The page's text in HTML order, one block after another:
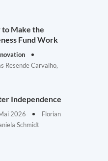
to Make the
Fund Work
Resende Carvalho,
Independence
2026
Florian
Schmidt